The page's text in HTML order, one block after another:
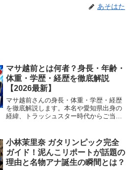
あそはた
マサ越前とは何者？身長・年齢・
体重・学歴・経歴を徹底解説
【2026最新】
マサ越前さんの身長・体重・学歴・経歴
を徹底解説します。本名や愛知県出身の
経緯、トラッシュスター時代からご当地
小林茉里奈 ガタリンピック完全
ガイド！泥んこリポートが話題の
理由と名物アナ誕生の瞬間とは？